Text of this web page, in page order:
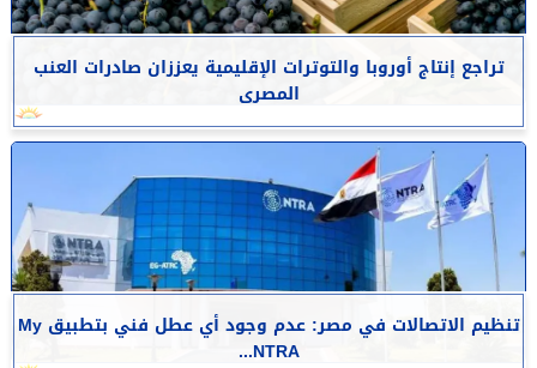
تراجع إنتاج أوروبا والتوترات الإقليمية يعززان صادرات العنب
المصرى
تنظيم الاتصالات في مصر: عدم وجود أي عطل فني بتطبيق My
NTRA...